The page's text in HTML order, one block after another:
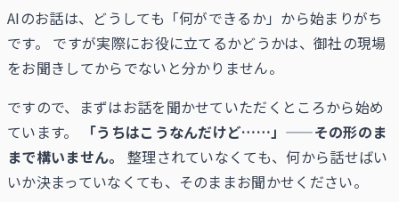
AIのお話は、どうしても「何ができるか」から始まりがち
です。 ですが実際にお役に立てるかどうかは、御社の現場
をお聞きしてからでないと分かりません。
ですので、まずはお話を聞かせていただくところから始め
ています。
「うちはこうなんだけど……」——その形のま
まで構いません。
整理されていなくても、何から話せばい
いか決まっていなくても、そのままお聞かせください。